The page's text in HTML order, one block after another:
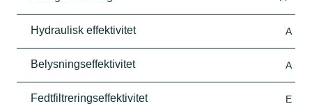
Hydraulisk effektivitet A
Belysningseffektivitet A
Fedtfiltreringseffektivitet E